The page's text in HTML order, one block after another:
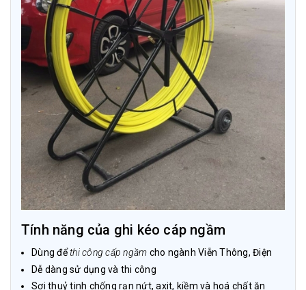
Tính năng của ghi kéo cáp ngầm
Dùng đểthi công cấp ngầm cho ngành Viễn Thông, Điện
Dễ dàng sử dụng và thi công
Sợi thuỷ tinh chống rạn nứt, axit, kiềm và hoá chất ăn